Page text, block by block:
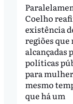
Coelho
existência
regiões que
alcançadas
políticas
para
mesmo
que há um